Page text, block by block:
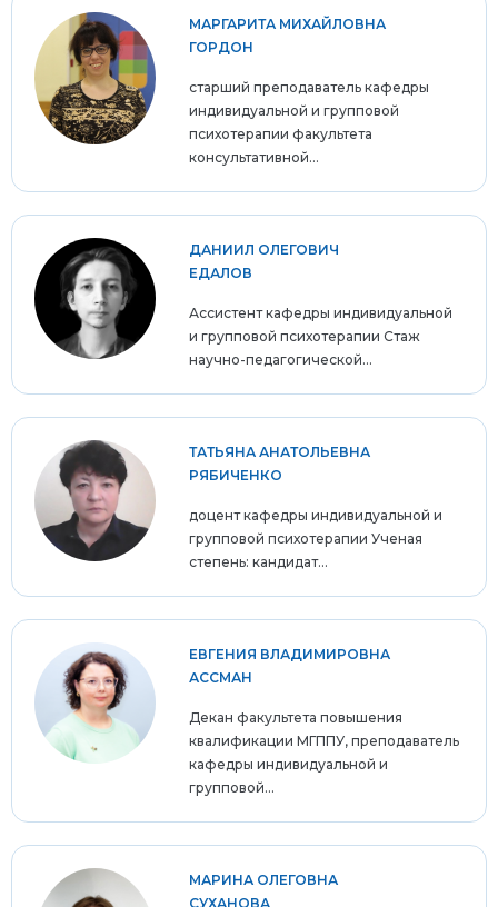
МАРГАРИТА МИХАЙЛОВНА
ГОРДОН
старший преподаватель кафедры
индивидуальной и групповой
психотерапии факультета
консультативной...
ДАНИИЛ ОЛЕГОВИЧ
ЕДАЛОВ
Ассистент кафедры индивидуальной
и групповой психотерапии Стаж
научно-педагогической...
ТАТЬЯНА АНАТОЛЬЕВНА
РЯБИЧЕНКО
доцент кафедры индивидуальной и
групповой психотерапии Ученая
степень: кандидат...
ЕВГЕНИЯ ВЛАДИМИРОВНА
АССМАН
Декан факультета повышения
квалификации МГППУ, преподаватель
кафедры индивидуальной и
групповой...
МАРИНА ОЛЕГОВНА
СУХАНОВА